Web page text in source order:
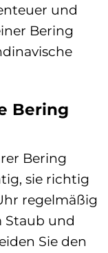
und
Bering
Bering
Bering
sie richtig
regelmäßig
Staub und
Sie den